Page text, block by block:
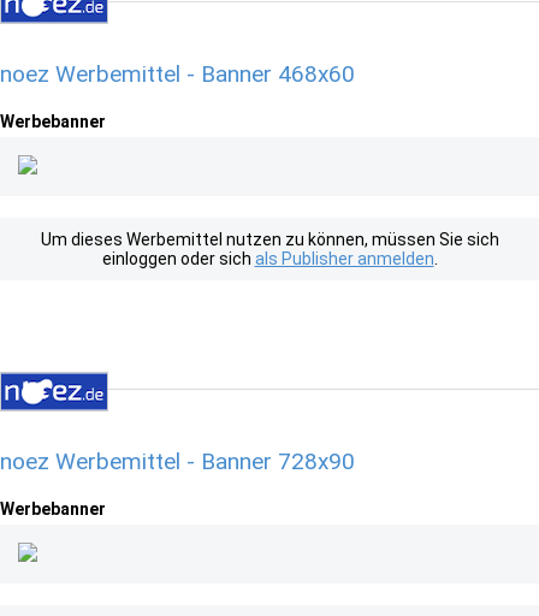
noez Werbemittel - Banner 468x60
Werbebanner
Um dieses Werbemittel nutzen zu können, müssen Sie sich
einloggen oder sich als Publisher anmelden
noez Werbemittel - Banner 728x90
Werbebanner